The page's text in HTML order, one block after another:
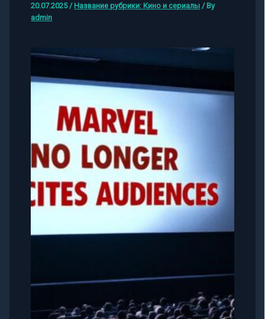
20.07.2025/ Название рубрики: Кино и сериалы / By
admin